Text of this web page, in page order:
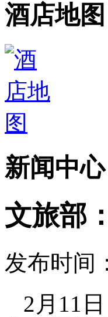
酒店地图
新闻中心
文旅部
发布时间
2月11